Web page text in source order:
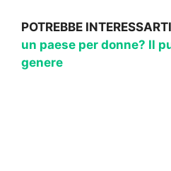
POTREBBE
un paese per donne? Il
genere